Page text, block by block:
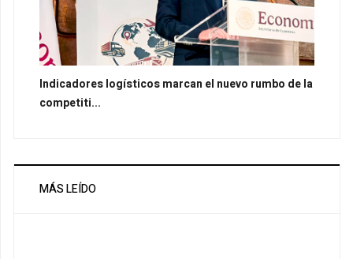
Indicadores logísticos marcan el nuevo rumbo de la
competiti...
MÁS LEÍDO